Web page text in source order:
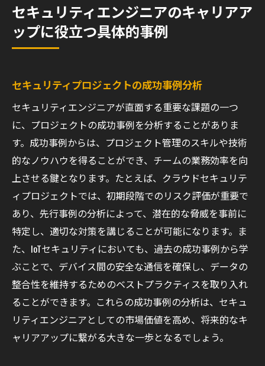
セキュリティエンジニアのキャリアア
ップに役立つ具体的事例
セキュリティプロジェクトの成功事例分析
セキュリティエンジニアが直面する重要な課題の一つ
に、プロジェクトの成功事例を分析することがありま
す。成功事例からは、プロジェクト管理のスキルや技術
的なノウハウを得ることができ、チームの業務効率を向
上させる鍵となります。たとえば、クラウドセキュリテ
ィプロジェクトでは、初期段階でのリスク評価が重要で
あり、先行事例の分析によって、潜在的な脅威を事前に
特定し、適切な対策を講じることが可能になります。ま
た、IoTセキュリティにおいても、過去の成功事例から学
ぶことで、デバイス間の安全な通信を確保し、データの
整合性を維持するためのベストプラクティスを取り入れ
ることができます。これらの成功事例の分析は、セキュ
リティエンジニアとしての市場価値を高め、将来的なキ
ャリアアップに繋がる大きな一歩となるでしょう。